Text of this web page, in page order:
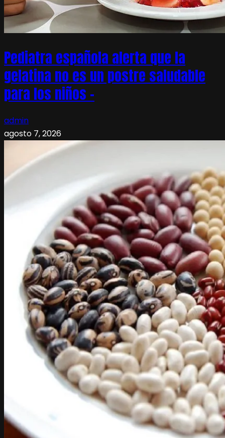
Pediatra española alerta que la
gelatina no es un postre saludable
para los niños –
admin
agosto 7, 2026